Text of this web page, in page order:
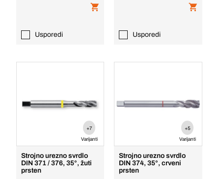
Usporedi Usporedi
+7
Varijanti
Strojno urezno svrdlo
DIN 371 / 376, 35°, žuti
prsten
+5
Varijanti
Strojno urezno svrdlo
DIN 374, 35°, crveni
prsten